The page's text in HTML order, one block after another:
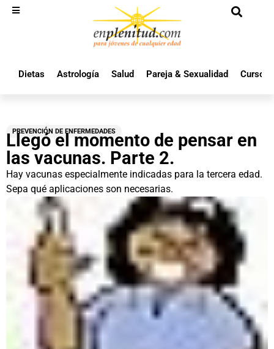
Dietas Astrología Salud Pareja & Sexualidad Cursos
PREVENCIÓN DE ENFERMEDADES
Llegó el momento de pensar en
las vacunas. Parte 2.
Hay vacunas especialmente indicadas para la tercera edad.
Sepa qué aplicaciones son necesarias.